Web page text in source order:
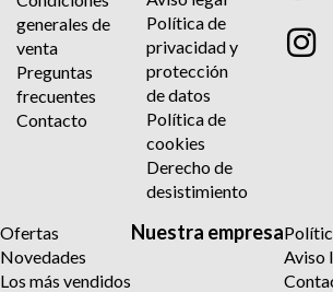
generales de
venta
Preguntas
frecuentes
Contacto
Política de
privacidad y
protección
de datos
Política de
cookies
Derecho de
desistimiento
Ofertas
Novedades
Los más vendidos
Nuestra empresa
Aviso